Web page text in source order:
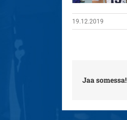
19.12.2019
Jaa somessa!